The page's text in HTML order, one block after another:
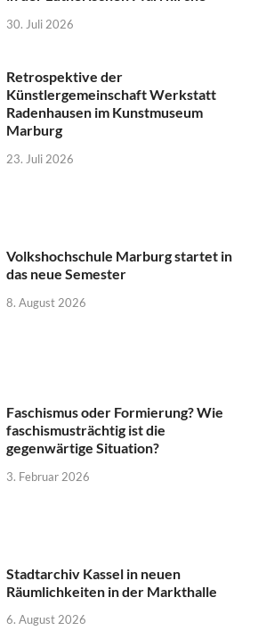
30. Juli 2026
Retrospektive der
Künstlergemeinschaft Werkstatt
Radenhausen im Kunstmuseum
Marburg
23. Juli 2026
Volkshochschule Marburg startet in
das neue Semester
8. August 2026
Faschismus oder Formierung? Wie
faschismusträchtig ist die
gegenwärtige Situation?
3. Februar 2026
Stadtarchiv Kassel in neuen
Räumlichkeiten in der Markthalle
6. August 2026